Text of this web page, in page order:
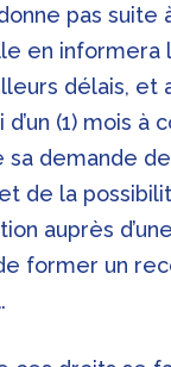
pas suite
en informera
délais, et
d’un (1) mois à
sa demande
de la
auprès
former un